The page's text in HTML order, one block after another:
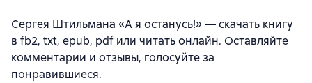
Сергея Штильмана «А я останусь!» — скачать книгу
в fb2, txt, epub, pdf или читать онлайн. Оставляйте
комментарии и отзывы, голосуйте за
понравившиеся.